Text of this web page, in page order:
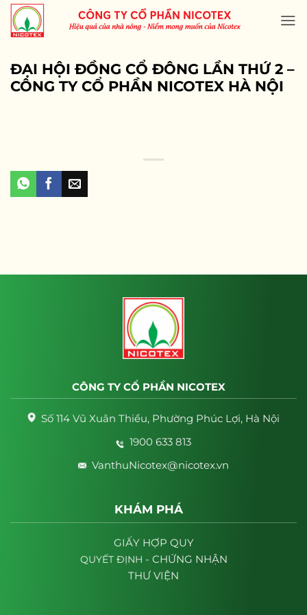
Skip
content
ĐẠI HỘI ĐỒNG CỔ ĐÔNG LẦN THỨ 2 –
CÔNG TY CỔ PHẦN NICOTEX HÀ NỘI
CÔNG TY CỔ PHẦN NICOTEX
Số 114 Vũ Xuân Thiều, Phường Phúc Lợi, Hà Nội
1900 633 813
VanthuNicotex@nicotex.vn
KHÁM PHÁ
GIẤY HỢP QUY
QUYẾT ĐỊNH - CHỨNG NHẬN
THƯ VIỆN